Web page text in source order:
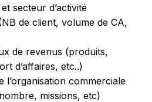
secteur d’activité
de client, volume de CA,
de revenus (produits,
d’affaires, etc..)
l’organisation commerciale
missions, etc)